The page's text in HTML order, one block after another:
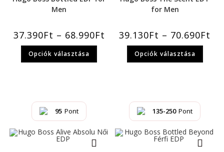
Men
37.390Ft – 68.990Ft
Opciók választása
for Men
39.130Ft – 70.690Ft
Opciók választása
95 Pont 135-250 Pont